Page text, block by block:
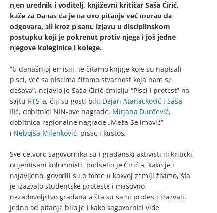
njen urednik i voditelj, književni kritičar Saša Ćirić,
kaže za Danas da je na ovo pitanje već morao da
odgovara, ali kroz pisanu izjavu u disciplinskom
postupku koji je pokrenut protiv njega i još jedne
njegove koleginice i kolege.
“U današnjoj emisiji ne čitamo knjige koje su napisali
pisci, već sa piscima čitamo stvarnost koja nam se
dešava”, najavio je Saša Ćirić emisiju “Pisci i protest” na
sajtu RTS-a, čiji su gosti bili: Dejan Atanacković i Saša
Ilić, dobitnici NIN-ove nagrade, Mirjana Đurđević,
dobitnica regionalne nagrade „Meša Selimović”
i Nebojša Milenković, pisac i kustos.
Sve četvoro sagovornika su i građanski aktivisti ili kritički
orijentisani kolumnisti, podsetio je Ćirić a, kako je i
najavljeno, govorili su o tome u kakvoj zemlji živimo, šta
je izazvalo studentske proteste i masovno
nezadovoljstvo građana a šta su sami protesti izazvali.
Jedno od pitanja bilo je i kako sagovornici vide